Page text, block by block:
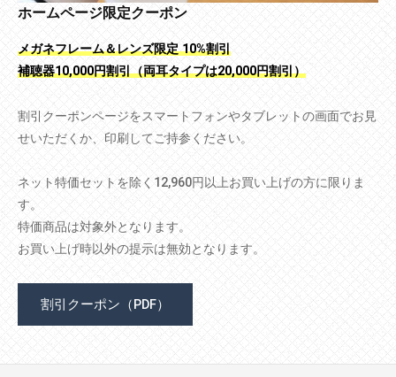
ホームページ限定クーポン
メガネフレーム＆レンズ限定 10%割引
補聴器10,000円割引（両耳タイプは20,000円割引）
割引クーポンページをスマートフォンやタブレットの画面でお見
せいただくか、印刷してご持参ください。
ネット特価セットを除く12,960円以上お買い上げの方に限りま
す。
特価商品は対象外となります。
お買い上げ時以外の提示は無効となります。
割引クーポン（PDF）